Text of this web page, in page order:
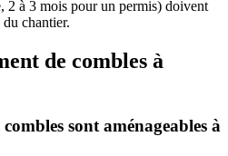
2 à 3 mois pour un permis) doivent
chantier.
de combles à
sont aménageables à